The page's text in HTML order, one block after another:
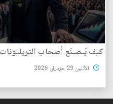
كيف يُـصـنَع أصحاب
الأثنين 29 حزيران 2026